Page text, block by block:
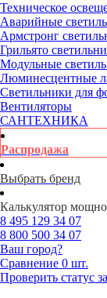
Техническое
Аварийные
Армстронг
Грильято
Модульные
Люминесцентные
Светильники для
Вентиляторы
САНТЕХНИКА
Распродажа
Выбрать бренд
Калькулятор
8 495 129 34 07
8 800 500 34 07
Ваш город?
Сравнение 0 шт.
Проверить статус